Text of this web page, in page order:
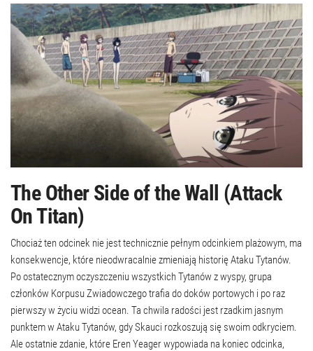
The Other Side of the Wall (Attack
On Titan)
Chociaż ten odcinek nie jest technicznie pełnym odcinkiem plażowym, ma
konsekwencje, które nieodwracalnie zmieniają historię Ataku Tytanów.
Po ostatecznym oczyszczeniu wszystkich Tytanów z wyspy, grupa
członków Korpusu Zwiadowczego trafia do doków portowych i po raz
pierwszy w życiu widzi ocean. Ta chwila radości jest rzadkim jasnym
punktem w Ataku Tytanów, gdy Skauci rozkoszują się swoim odkryciem.
Ale ostatnie zdanie, które Eren Yeager wypowiada na koniec odcinka,